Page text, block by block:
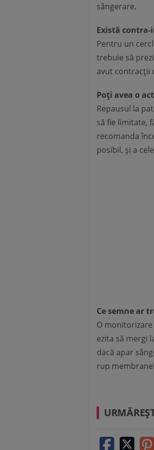
sângerare.
Există
Pentru un
trebuie să
avut contracții
Poți avea o
Repausul la
să fie limitate,
recomanda
posibil, și a
Ce semne ar
O
ezita să mergi
dacă apar
rup